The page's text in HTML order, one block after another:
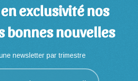
en exclusivité nos
bonnes nouvelles
newsletter par trimestre